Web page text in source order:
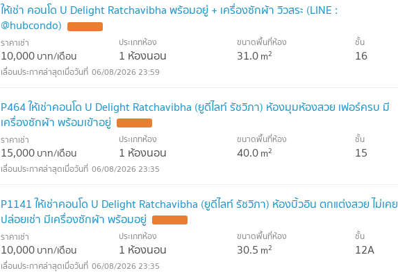
ให้เช่า คอนโด U Delight Ratchavibha พร้อมอยู่ + เครื่องซักผ้า วิวสระ (LINE :
@hubcondo)
ราคาเช่า
10,000บาท/เดือน
ประเภทห้อง
1 ห้องนอน
ขนาดพื้นที่ห้อง
31.0m2
ชั้น
16
06/08/2026 23:59
P464 ให้เช่าคอนโด U Delight Ratchavibha (ยูดีไลท์ รัชวิภา) ห้องมุมห้องสวย เฟอร์ครบ มี
เครื่องซักผ้า พร้อมเข้าอยู่
ราคาเช่า
15,000บาท/เดือน
ประเภทห้อง
1 ห้องนอน
ขนาดพื้นที่ห้อง
40.0m2
ชั้น
15
06/08/2026 23:35
P1141 ให้เช่าคอนโด U Delight Ratchavibha (ยูดีไลท์ รัชวิภา) ห้องบิ้วอิน ตกแต่งสวย ไม่เคย
ปล่อยเช่า มีเครื่องซักผ้า พร้อมอยู่
ราคาเช่า
10,000บาท/เดือน
ประเภทห้อง
1 ห้องนอน
ขนาดพื้นที่ห้อง
30.5 m2
ชั้น
12A
06/08/2026 23:35